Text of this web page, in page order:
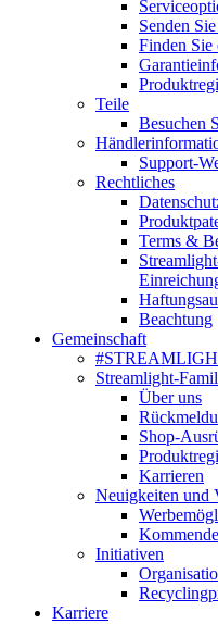
Senden
Finden Sie
Teile
Besuchen
Support-
Rechtliches
Terms &
Beachtung
Gemeinschaft
Streamlight-
Über uns
Shop-
Karrieren
Neuigkeiten und
Initiativen
Karriere